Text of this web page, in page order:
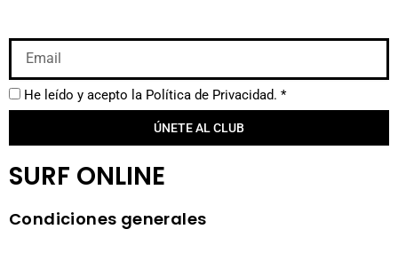
He leído y acepto la Política de Privacidad. *
ÚNETE AL CLUB
SURF ONLINE
Condiciones generales